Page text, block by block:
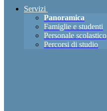
Servizi
Panoramica
Famiglie e studenti
Personale scolastico
Percorsi di studio